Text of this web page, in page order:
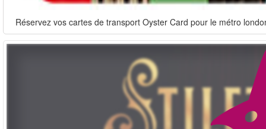
Réservez vos cartes de transport Oyster Card pour le métro